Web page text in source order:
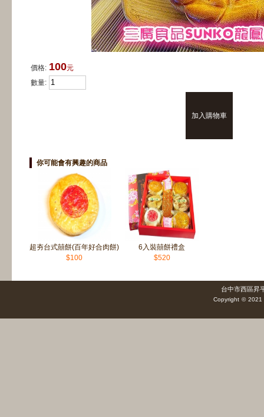
價格: 100元
數量:
你可能會有興趣的商品
超夯台式囍餅(百年好合肉餅)
$100
6入裝囍餅禮盒
$520
台中市西區昇
Copyright © 2021